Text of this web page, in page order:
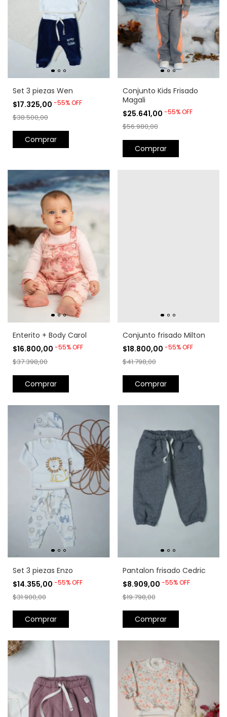
Set 3 piezas Wen
$17.325,00 -55%OFF
$38.500,00
Comprar
Conjunto Kids Frisado
Magali
$25.641,00 -55%OFF
$56.980,00
Comprar
Enterito + Body Carol
$16.800,00 -55%OFF
$37.398,00
Comprar
Conjunto frisado Milton
$18.800,00 -55%OFF
$41.798,00
Comprar
Set 3 piezas Enzo
$14.355,00 -55%OFF
$31.900,00
Comprar
Pantalon frisado Cedric
$8.909,00 -55%OFF
$19.798,00
Comprar